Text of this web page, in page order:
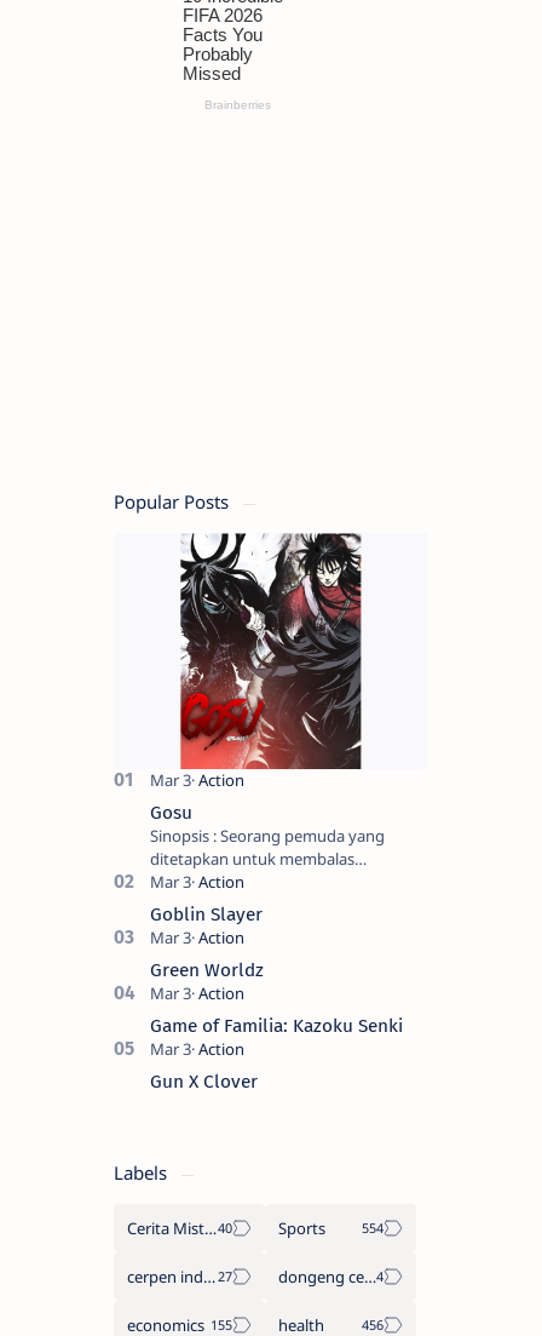
Popular Posts
Gosu
Sinopsis : Seorang pemuda yang
ditetapkan untuk membalas
masternya, seorang seniman bela diri
kuat sekali yang dikhianati oleh anak
buahn…
Goblin Slayer
Green Worldz
Game of Familia: Kazoku Senki
Gun X Clover
Labels
Cerita Misteri Sports
cerpen indonesia dongeng cerita legenda
economics health